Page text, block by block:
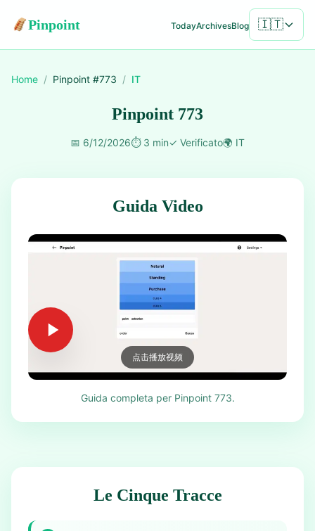
Pinpoint TodayArchivesBlog 🇮🇹
Home / Pinpoint #773 / IT
Pinpoint 773
📅 6/12/2026⏱️ 3 min✓ Verificato🌍 IT
Guida Video
点击播放视频
Guida completa per Pinpoint 773.
Le Cinque Tracce